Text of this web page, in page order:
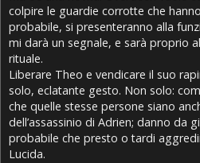
colpire le guardie corrotte che
probabile, si presenteranno alla
mi darà un segnale, e sarà proprio
rituale.
Liberare Theo e vendicare il suo
solo, eclatante gesto. Non solo:
che quelle stesse persone siano
dell’assassinio di Adrien; danno da
probabile che presto o tardi
Lucida.